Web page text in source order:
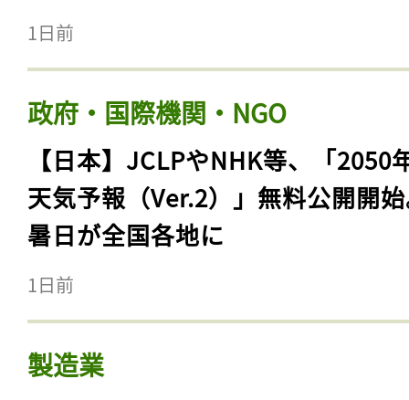
1日前
政府・国際機関・NGO
【日本】JCLPやNHK等、「2050
天気予報（Ver.2）」無料公開開
暑日が全国各地に
1日前
製造業